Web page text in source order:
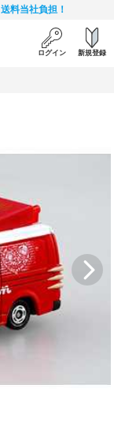
送料当社負担！
ログイン 新規登録